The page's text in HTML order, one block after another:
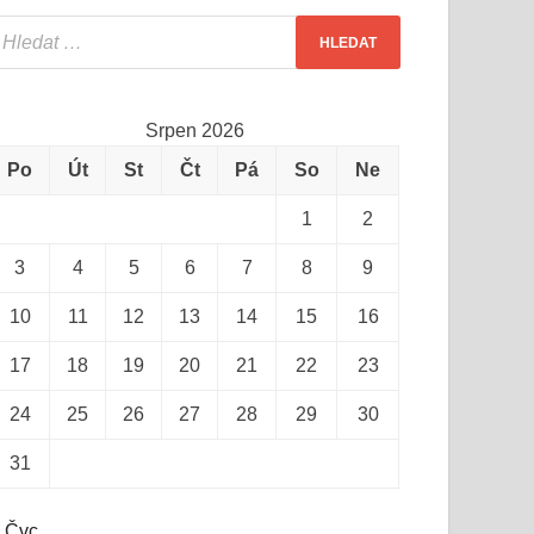
Srpen 2026
Po
Út St Čt Pá So Ne
1 2
3 4 5 6 7 8 9
10 11 12 13 14 15 16
17 18 19 20 21 22 23
24 25 26 27 28 29 30
31